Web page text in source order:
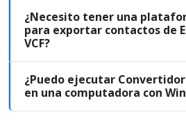
¿Necesito tener una
para exportar contactos de
VCF?
¿Puedo ejecutar Convertidor
en una computadora con